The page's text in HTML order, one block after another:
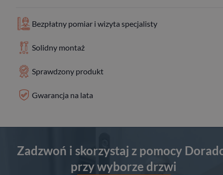
Bezpłatny pomiar i wizyta specjalisty
Solidny montaż
Sprawdzony produkt
Gwarancja na lata
Zadzwoń i skorzystaj z pomocy
przy wyborze drzwi